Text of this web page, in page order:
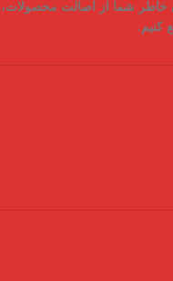
خاطر شما از
اصالت محصولات،
کنیم.